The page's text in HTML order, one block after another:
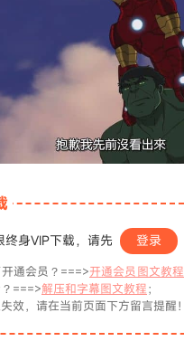
终身VIP下载，请先 登录
通会员？===>开通会员图文教程
===>解压和字幕图文教程；
效，请在当前页面下方留言提醒！